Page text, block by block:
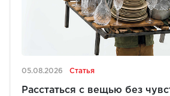
05.08.2026 Статья
Расстаться с вещью без